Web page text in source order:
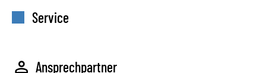
Service
Ansprechpartner